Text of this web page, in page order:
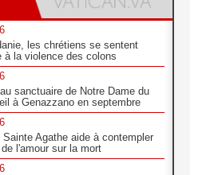
les chrétiens se sentent
à la violence des colons
au sanctuaire de Notre Dame du
à Genazzano en septembre
Sainte Agathe aide à contempler
l'amour sur la mort